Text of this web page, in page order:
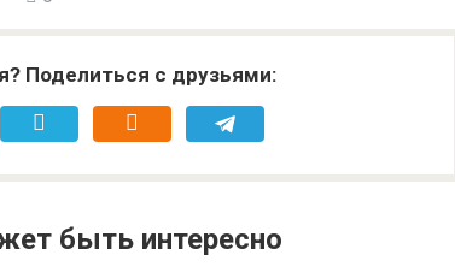
Поделиться с друзьями:
быть интересно